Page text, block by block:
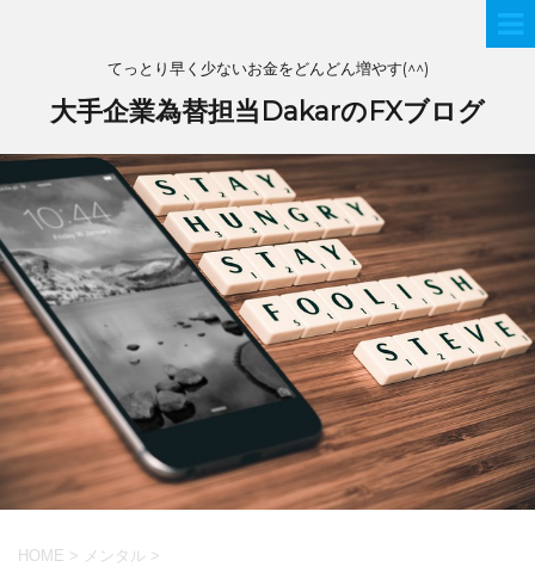
てっとり早く少ないお金をどんどん増やす(^^)
大手企業為替担当DakarのFXブログ
HOME > メンタル >